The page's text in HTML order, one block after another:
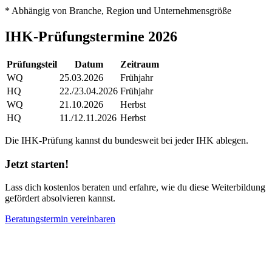
* Abhängig von Branche, Region und Unternehmensgröße
IHK-Prüfungstermine 2026
Prüfungsteil Datum
Zeitraum
WQ
25.03.2026
Frühjahr
HQ
22./23.04.2026 Frühjahr
WQ
21.10.2026
Herbst
HQ
11./12.11.2026 Herbst
Die IHK-Prüfung kannst du bundesweit bei jeder IHK ablegen.
Jetzt starten!
Lass dich kostenlos beraten und erfahre, wie du diese Weiterbildung
gefördert absolvieren kannst.
Beratungstermin vereinbaren